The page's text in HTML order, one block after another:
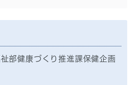
部健康づくり推進課保健企画